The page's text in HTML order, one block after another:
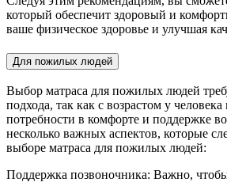
который обеспечит здоровый и
ваше физическое здоровье и улучшая
Для пожилых людей
Выбор матраса для пожилых людей
подхода, так как с возрастом у
потребности в комфорте и поддержке
несколько важных аспектов, которые
выборе матраса для пожилых людей:
Поддержка позвоночника: Важно,